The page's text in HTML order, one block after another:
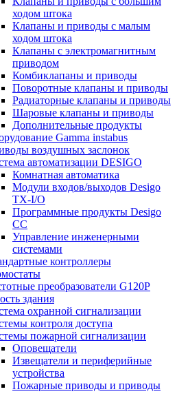
ходом штока
Клапаны и приводы с малым
ходом штока
Клапаны с электромагнитным
приводом
Комбиклапаны и приводы
Поворотные клапаны и приводы
Радиаторные клапаны и приводы
Шаровые клапаны и приводы
Дополнительные продукты
Gamma instabus
воздушных заслонок
автоматизации DESIGO
Комнатная автоматика
Модули входов/выходов Desigo
TX-I/O
Программные продукты Desigo
CC
Управление инженерными
системами
контроллеры
преобразователи G120P
здания
охранной сигнализации
контроля доступа
пожарной сигнализации
Оповещатели
Извещатели и периферийные
устройства
Пожарные приводы и приводы